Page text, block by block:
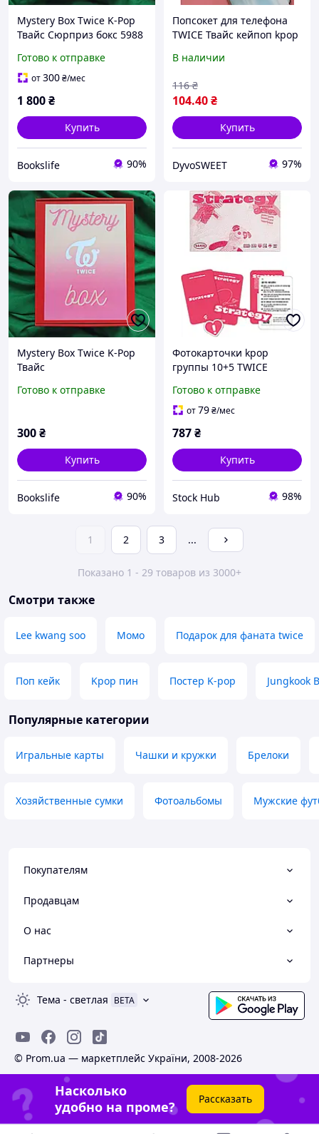
Mystery Box Twice K-Pop
Твайс Сюрприз бокс 5988
Готово к отправке
от300₴/мес
1 800₴
Купить
Bookslife 90%
Попсокет для телефона
TWICE Твайс кейпоп kpop
В наличии
104.40₴
116 ₴
Купить
DyvoSWEET 97%
Mystery Box Twice K-Pop
Твайс
Готово к отправке
300₴
Купить
Bookslife 90%
Фотокарточки kpop
группы 10+5 TWICE
фотокарточки женской
kpop группы
Готово к отправке
от79₴/мес
787₴
Купить
Stock Hub 98%
1 2 3 ...
Показано 1 - 29 товаров из 3000+
Смотри также
Lee kwang soo Момо Подарок для фаната twice
Поп кейк Kpop пин Постер K-pop Jungkook
Популярные категории
Игральные карты Чашки и кружки Брелоки
Хозяйственные сумки Фотоальбомы Мужские
Покупателям
Продавцам
О нас
Партнеры
Тема - светлая BETA
© Prom.ua — маркетплейс України, 2008-2026
Насколько
удобно на проме?
Рассказать